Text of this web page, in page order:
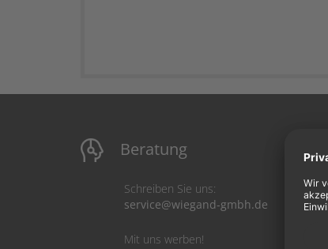
Beratung
Schreiben Sie uns:
service@wiegand-gmbh.de
Mit uns werben!